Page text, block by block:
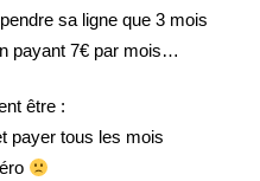
sa ligne que 3 mois
payant 7€ par mois…
être :
payer tous les mois